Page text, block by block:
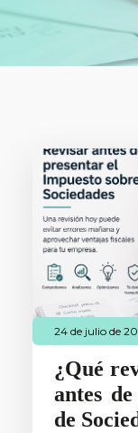
24 de julio de
¿Qué
antes
de